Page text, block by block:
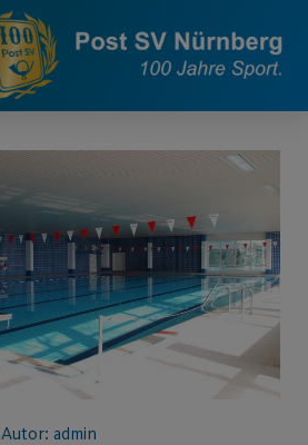
Autor: admin